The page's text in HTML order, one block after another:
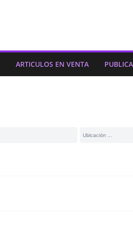
ARTICULOS EN VENTA